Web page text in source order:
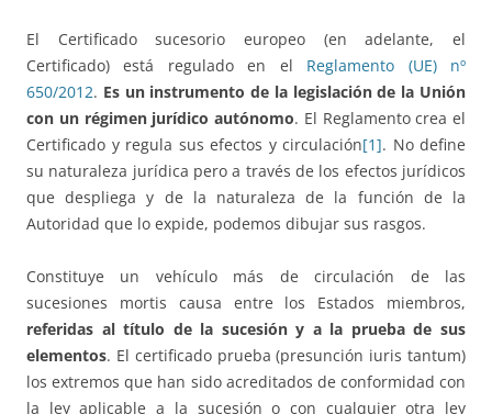
El Certificado sucesorio europeo (en adelante, el
Certificado) está regulado en el Reglamento (UE) nº
650/2012. Es un instrumento de la legislación de la Unión
con un régimen jurídico autónomo. El Reglamento crea el
Certificado y regula sus efectos y circulación[1]. No define
su naturaleza jurídica pero a través de los efectos jurídicos
que despliega y de la naturaleza de la función de la
Autoridad que lo expide, podemos dibujar sus rasgos.
Constituye un vehículo más de circulación de las
sucesiones mortis causa entre los Estados miembros,
referidas al título de la sucesión y a la prueba de sus
elementos. El certificado prueba (presunción iuris tantum)
los extremos que han sido acreditados de conformidad con
la ley aplicable a la sucesión o con cualquier otra ley